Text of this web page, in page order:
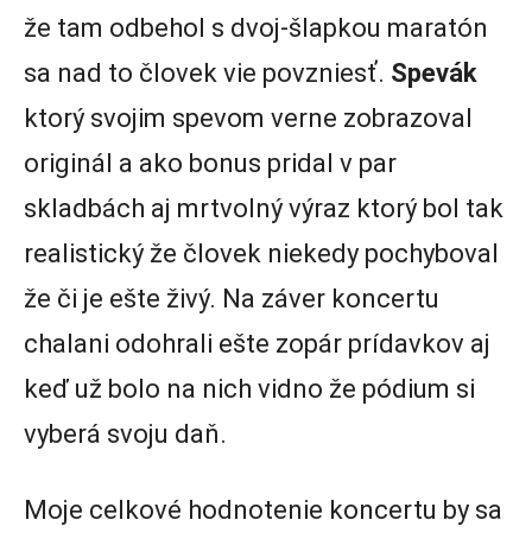
že tam odbehol s dvoj-šlapkou maratón
sa nad to človek vie povzniesť. Spevák
ktorý svojim spevom verne zobrazoval
originál a ako bonus pridal v par
skladbách aj mrtvolný výraz ktorý bol tak
realistický že človek niekedy pochyboval
že či je ešte živý. Na záver koncertu
chalani odohrali ešte zopár prídavkov aj
keď už bolo na nich vidno že pódium si
vyberá svoju daň.
Moje celkové hodnotenie koncertu by sa